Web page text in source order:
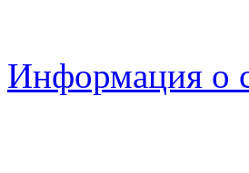
Информация о